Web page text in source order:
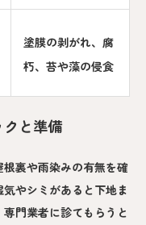
塗膜の剥がれ、腐
朽、苔や藻の侵食
と準備
裏や雨染みの有無を確
やシミがあると下地ま
門業者に診てもらうと